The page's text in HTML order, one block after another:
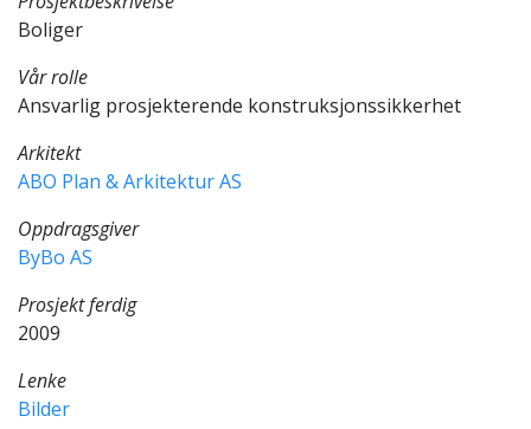
Boliger
Vår rolle
Ansvarlig prosjekterende konstruksjonssikkerhet
Arkitekt
ABO Plan & Arkitektur AS
Oppdragsgiver
ByBo AS
Prosjekt ferdig
2009
Lenke
Bilder